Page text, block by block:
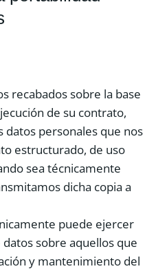
recabados sobre la base
de su contrato,
datos personales que nos
estructurado, de uso
sea técnicamente
dicha copia a
puede ejercer
sobre aquellos que
y mantenimiento del